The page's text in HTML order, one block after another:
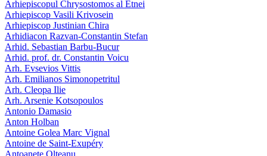
Arhiepiscopul Chrysostomos al Etnei
Arhiepiscop Vasili Krivosein
Arhiepiscop Justinian Chira
Arhidiacon Razvan-Constantin Stefan
Arhid. Sebastian Barbu-Bucur
Arhid. prof. dr. Constantin Voicu
Arh. Evsevios Vittis
Arh. Emilianos Simonopetritul
Arh. Cleopa Ilie
Arh. Arsenie Kotsopoulos
Antonio Damasio
Anton Holban
Antoine Golea Marc Vignal
Antoine de Saint-Exupéry
Antoanete Olteanu